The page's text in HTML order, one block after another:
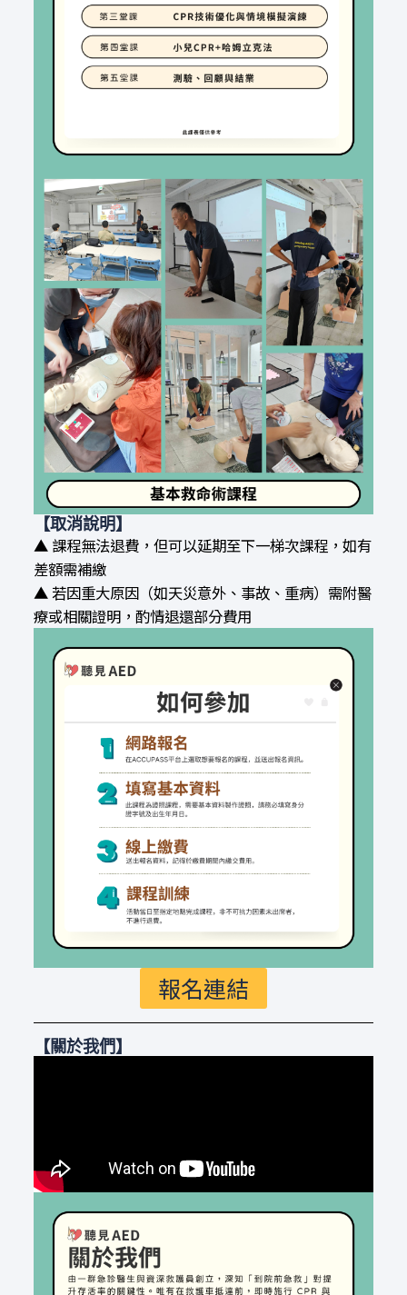
【取消說明】
▲ 課程無法退費，但可以延期至下一梯次課程，如有
差額需補繳
▲ 若因重大原因（如天災意外、事故、重病）需附醫
療或相關證明，酌情退還部分費用
報名連結
【關於我們】